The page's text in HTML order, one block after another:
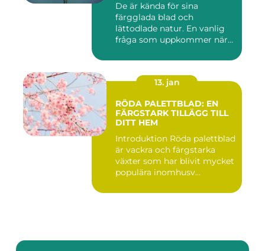
De är kända för sina
färgglada blad och
lättodlade natur. En vanlig
fråga som uppkommer när
13. jan
RÖDA PALETTBLAD: EN
FÄRGSTARK TILLÄGG TILL
DITT HEM
Introduktion Röda palettblad
är vackra och färgstarka
växter som har blivit mycket
populära inomhusv...